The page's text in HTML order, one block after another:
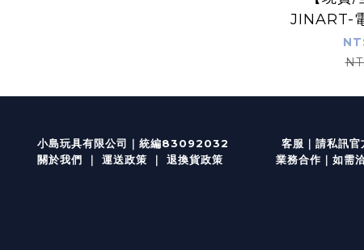
JINART-
力磁
小島玩具有限公司｜統編83092032 客服 ｜ 請私訊
關於我們 ｜ 運送政策 ｜ 退換貨政策 業務合作｜如需洽談